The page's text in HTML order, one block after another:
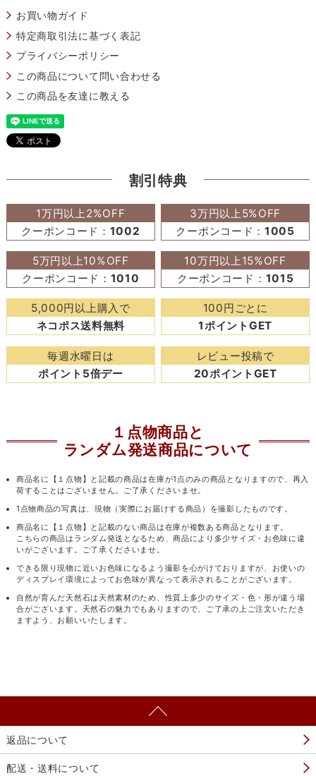
お買い物ガイド
特定商取引法に基づく表記
プライバシーポリシー
この商品について問い合わせる
この商品を友達に教える
割引特典
1万円以上2%OFF
クーポンコード： 1002
3万円以上5%OFF
クーポンコード：1005
5万円以上10%OFF
クーポンコード： 1010
10万円以上15%OFF
クーポンコード： 1015
5,000円以上購入で
ネコポス送料無料
100円ごとに
1ポイントGET
毎週水曜日は
ポイント5倍デー
レビュー投稿で
20ポイントGET
１点物商品と
ランダム発送商品について
商品名に【１点物】と記載の商品は在庫が1点のみの商品となりますので、再入
荷することはございません。ご了承くださいませ。
1点物商品の写真は、現物（実際にお届けする商品）を撮影したものです。
商品名に【１点物】と記載のない商品は在庫が複数ある商品となります。
こちらの商品はランダム発送となるため、商品により多少サイズ・お色味に違
いがございます。ご了承くださいませ。
できる限り現物に近いお色味になるよう撮影を心がけておりますが、お使いの
ディスプレイ環境によってお色味が異なって表示されることがございます。
自然が育んだ天然石は天然素材のため、性質上多少のサイズ・色・形が違う場
合がございます。天然石の魅力でもありますので、ご了承の上ご注文いただき
ますよう、お願いいたします。
返品について
配送・送料について